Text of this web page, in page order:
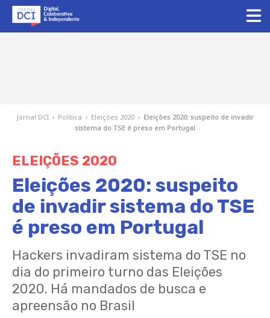
Jornal DCI › Política › Eleições 2020 › Eleições 2020: suspeito de invadir
sistema do TSE é preso em Portugal
ELEIÇÕES 2020
Eleições 2020: suspeito
de invadir sistema do TSE
é preso em Portugal
Hackers invadiram sistema do TSE no
dia do primeiro turno das Eleições
2020. Há mandados de busca e
apreensão no Brasil